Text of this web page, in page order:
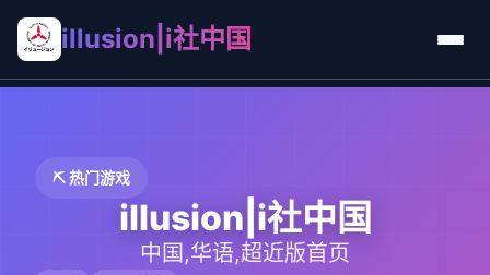
illusion|i社中国
⛏️ 热门游戏
illusion|i社中国
中国,华语,超近版首页